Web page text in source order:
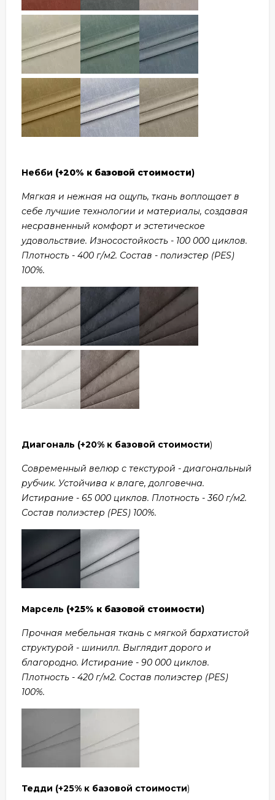
Небби (+20% к базовой стоимости)
Мягкая и нежная на ощупь, ткань воплощает в
себе лучшие технологии и материалы, создавая
несравненный комфорт и эстетическое
удовольствие. Износостойкость - 100 000 циклов.
Плотность - 400 г/м2. Состав - полиэстер (PES)
100%.
Диагональ (+20% к базовой стоимости)
Современный велюр с текстурой - диагональный
рубчик. Устойчива к влаге, долговечна.
Истирание - 65 000 циклов. Плотность - 360 г/м2.
Состав полиэстер (PES) 100%.
Марсель (+25% к базовой стоимости)
Прочная мебельная ткань с мягкой бархатистой
структурой - шинилл. Выглядит дорого и
благородно. Истирание - 90 000 циклов.
Плотность - 420 г/м2. Состав полиэстер (PES)
100%.
Тедди (+25% к базовой стоимости)